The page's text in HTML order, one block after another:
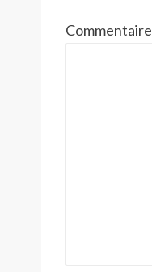
Commentaire